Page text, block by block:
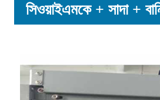
সিওয়াইএমকে + সাদা +